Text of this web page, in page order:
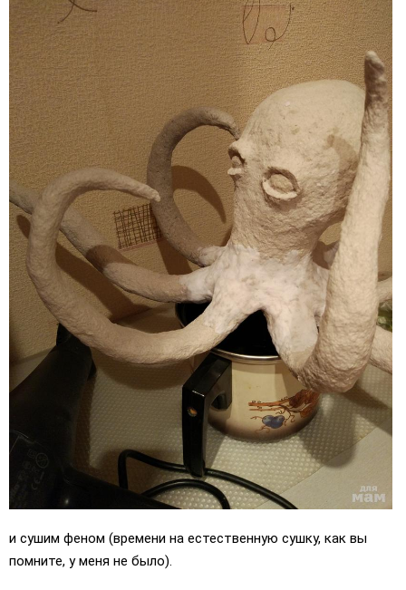
и сушим феном (времени на естественную сушку, как вы
помните, у меня не было).